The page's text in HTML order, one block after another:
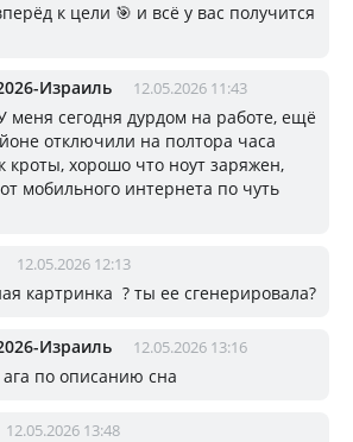
к цели 🎯 и всё у вас получится
Израиль 12.05.2026 11:43
меня сегодня дурдом на работе, ещё
отключили на полтора часа
кроты, хорошо что ноут заряжен,
мобильного интернета по чуть
12.05.2026 12:13
картринка ? ты ее сгенерировала?
Израиль 12.05.2026 13:16
ага по описанию сна
12.05.2026 13:48